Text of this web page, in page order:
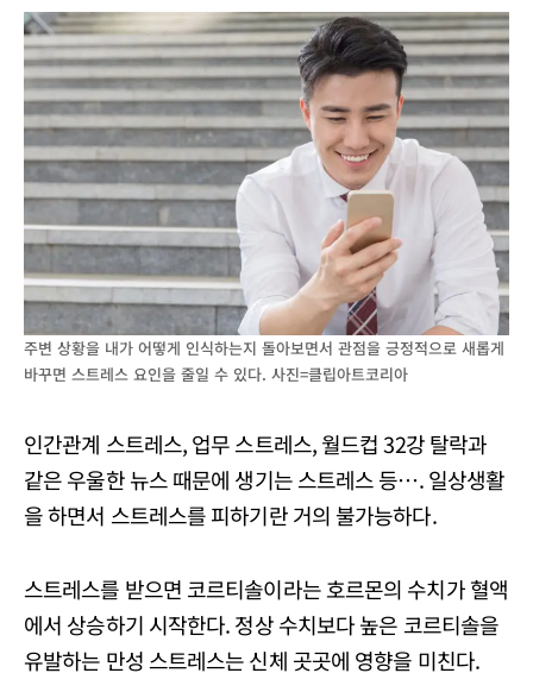
주변 상황을 내가 어떻게 인식하는지 돌아보면서 관점을 긍정적으로 새롭게
바꾸면 스트레스 요인을 줄일 수 있다. 사진=클립아트코리아
인간관계 스트레스, 업무 스트레스, 월드컵 32강 탈락과
같은 우울한 뉴스 때문에 생기는 스트레스 등…. 일상생활
을 하면서 스트레스를 피하기란 거의 불가능하다.
스트레스를 받으면 코르티솔이라는 호르몬의 수치가 혈액
에서 상승하기 시작한다. 정상 수치보다 높은 코르티솔을
유발하는 만성 스트레스는 신체 곳곳에 영향을 미친다.